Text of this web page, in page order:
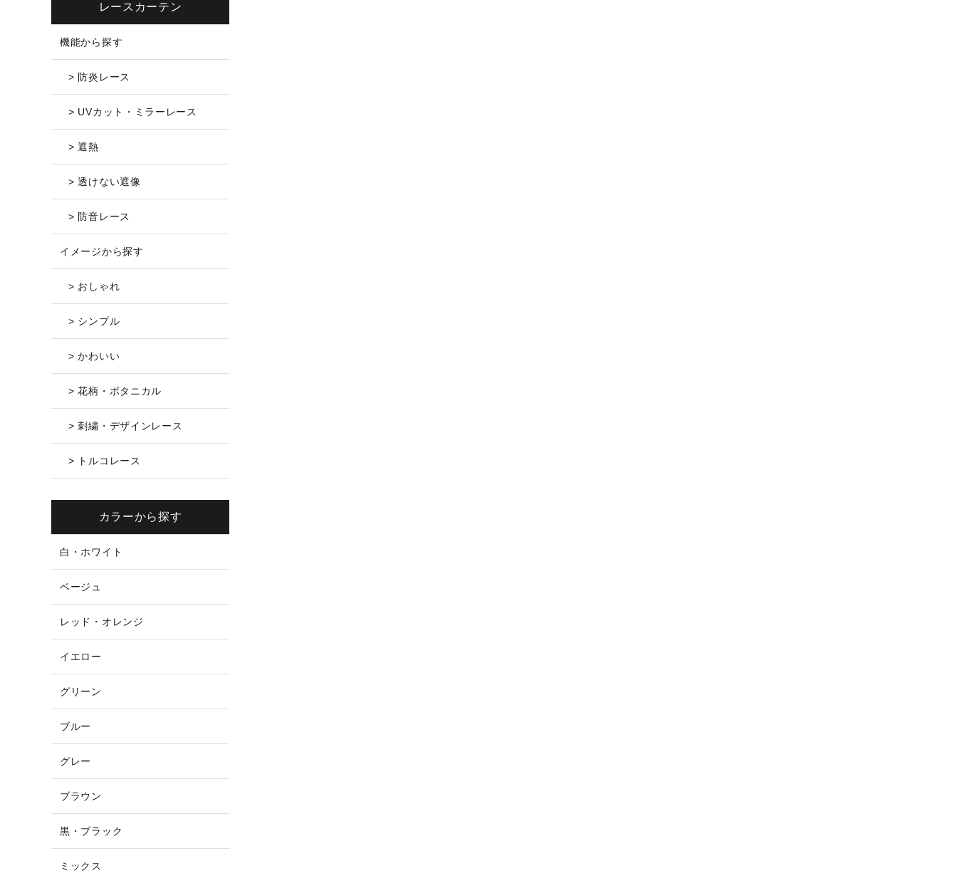
レースカーテン
機能から探す
> 防炎レース
> UVカット・ミラーレース
> 遮熱
> 透けない遮像
> 防音レース
イメージから探す
> おしゃれ
> シンプル
> かわいい
> 花柄・ボタニカル
> 刺繍・デザインレース
> トルコレース
カラーから探す
白・ホワイト
ベージュ
レッド・オレンジ
イエロー
グリーン
ブルー
グレー
ブラウン
黒・ブラック
ミックス